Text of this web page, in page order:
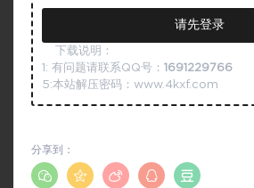
请先登录
下载说明：
1: 有问题请联系QQ号： 1691229766
5:本站解压密码：www.4kxf.com
分享到：